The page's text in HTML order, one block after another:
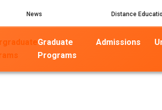
News Distance
Graduate
Programs
Admissions